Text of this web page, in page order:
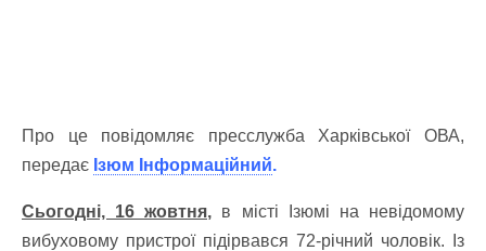
Про це повідомляє пресслужба Харківської ОВА,
передає Ізюм Інформаційний.
Сьогодні, 16 жовтня, в місті Ізюмі на невідомому
вибуховому пристрої підірвався 72-річний чоловік. Із